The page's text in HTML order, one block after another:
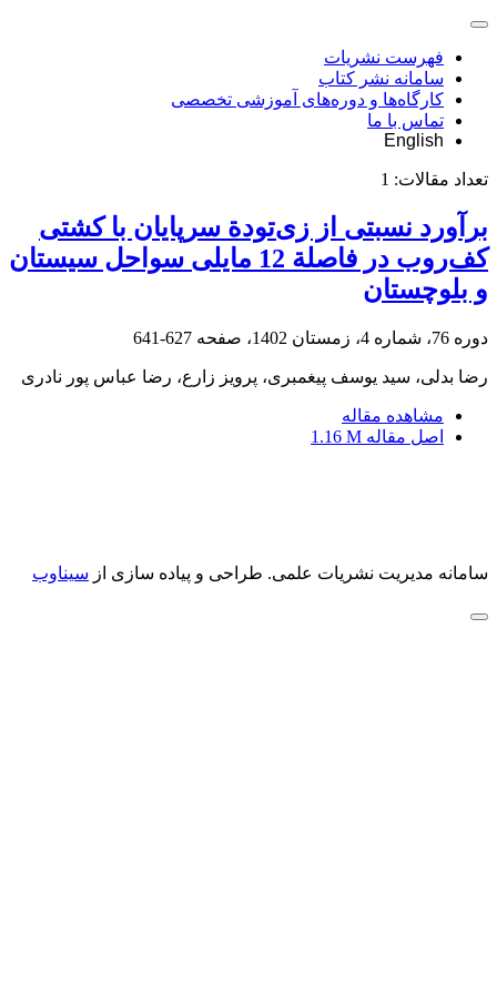
فهرست نشریات
سامانه نشر کتاب
کارگاه‌ها و دوره‌های آموزشی تخصصی
تماس با ما
English
تعداد مقالات: 1
برآورد نسبتی از زی‌تودة سرپایان با کشتی
کف‌روب در فاصلة 12 مایلی سواحل سیستان
و بلوچستان
دوره 76، شماره 4، زمستان 1402، صفحه 627-641
رضا بدلی، سید یوسف پیغمبری، پرویز زارع، رضا عباس پور نادری
مشاهده مقاله
اصل مقاله 1.16 M
سامانه مدیریت نشریات علمی. طراحی و پیاده سازی از سیناوب